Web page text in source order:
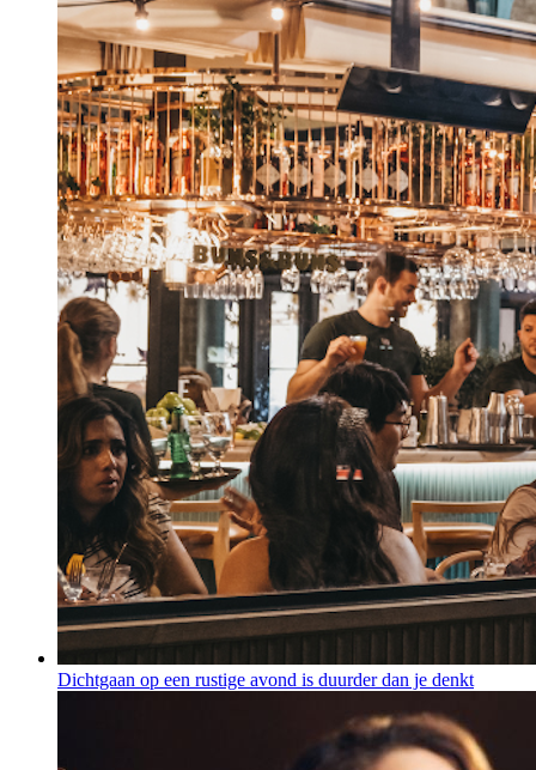
Dichtgaan op een rustige avond is duurder dan je denkt